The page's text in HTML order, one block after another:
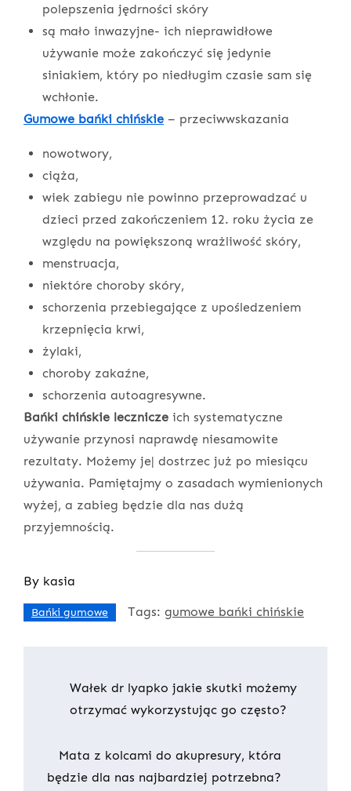
polepszenia jędrności skóry
są mało inwazyjne- ich nieprawidłowe
używanie może zakończyć się jedynie
siniakiem, który po niedługim czasie sam się
wchłonie.
Gumowe bańki chińskie – przeciwwskazania
nowotwory,
ciąża,
wiek zabiegu nie powinno przeprowadzać u
dzieci przed zakończeniem 12. roku życia ze
względu na powiększoną wrażliwość skóry,
menstruacja,
niektóre choroby skóry,
schorzenia przebiegające z upośledzeniem
krzepnięcia krwi,
żylaki,
choroby zakaźne,
schorzenia autoagresywne.
Bańki chińskie lecznicze ich systematyczne
używanie przynosi naprawdę niesamowite
rezultaty. Możemy je| dostrzec już po miesiącu
używania. Pamiętajmy o zasadach wymienionych
wyżej, a zabieg będzie dla nas dużą
przyjemnością.
By kasia
Bańki gumowe Tags: gumowe bańki chińskie
Nawigacja
wpisu
Wałek dr lyapko jakie skutki możemy
otrzymać wykorzystując go często?
Mata z kolcami do akupresury, która
będzie dla nas najbardziej potrzebna?